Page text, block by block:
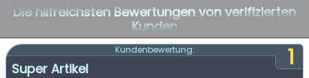
Die hilfreichsten Bewertungen von verifizierten
Kunden
1
Kundenbewertung:
Super Artikel